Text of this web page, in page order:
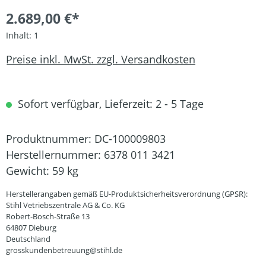
2.689,00 €*
Inhalt: 1
Preise inkl. MwSt. zzgl. Versandkosten
Sofort verfügbar, Lieferzeit: 2 - 5 Tage
Produktnummer: DC-100009803
Herstellernummer: 6378 011 3421
Gewicht: 59 kg
Herstellerangaben gemäß EU-Produktsicherheitsverordnung (GPSR):
Stihl Vetriebszentrale AG & Co. KG
Robert-Bosch-Straße 13
64807 Dieburg
Deutschland
grosskundenbetreuung@stihl.de